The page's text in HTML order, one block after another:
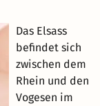
Das Elsass
befindet sich
zwischen dem
Rhein und den
Vogesen im